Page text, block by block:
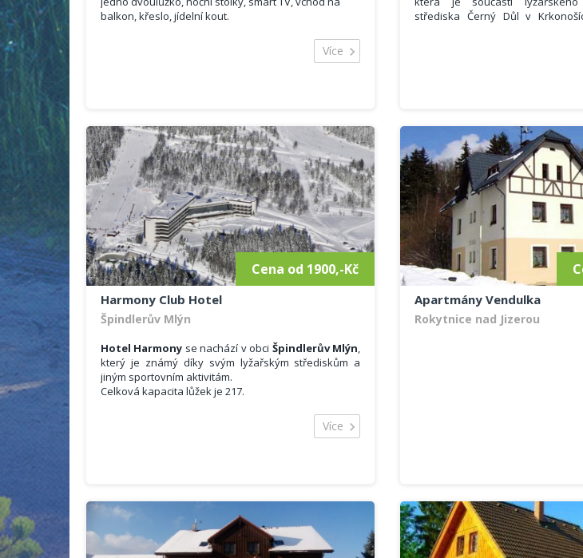
balkon, křeslo, jídelní kout.
Ručníky a povlečení v ceně.
WIFI zdarma.
Více
střediska Černý Důl v
Cena od 1900,-Kč
Harmony Club Hotel
Špindlerův Mlýn
Hotel Harmony se nachází v obci Špindlerův Mlýn,
který je známý díky svým lyžařským střediskům a
jiným sportovním aktivitám.
Celková kapacita lůžek je 217.
• 1 apartmá LUX
Dále je možno rozšíření kapacity o cca 40 přistýlek.
Moderní hotel nedaleko centra města, v těsné
blízkosti ski areáluMedvědín . Sportovní wellness
Více
Apartmány Vendulka
Rokytnice nad Jizerou